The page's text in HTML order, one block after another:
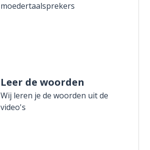
moedertaalsprekers
Leer de woorden
Wij leren je de woorden uit de
video's